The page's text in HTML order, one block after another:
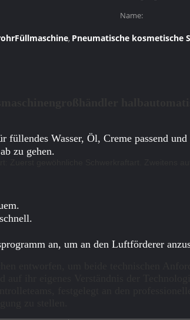
Name:
, Pneumatische kosmetische
füllendes Wasser, Öl, Creme passend
zu gehen.
an, um an den Luftförderer